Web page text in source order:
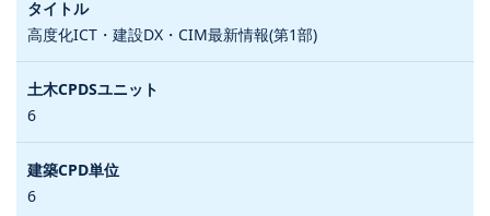
高度化ICT・建設DX・CIM最新情報(第1部)
6
6